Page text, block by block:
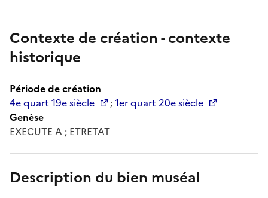
Contexte de création - contexte
historique
Période de création
4e quart 19e siècle
;1er quart 20e siècle
Genèse
EXECUTE A ; ETRETAT
Description du bien muséal